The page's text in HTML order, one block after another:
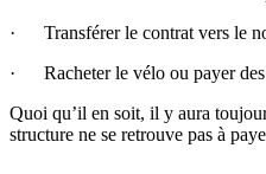
· Transférer le contrat vers le
· Racheter le vélo ou payer des
Quoi qu’il en soit, il y aura
structure ne se retrouve pas à